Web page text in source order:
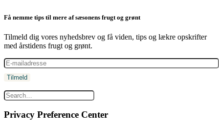
Få nemme tips til mere af sæsonens frugt og grønt
Tilmeld dig vores nyhedsbrev og få viden, tips og lækre opskrifter
med årstidens frugt og grønt.
Privacy Preference Center